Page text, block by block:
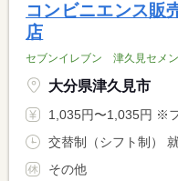
コンビニエンス
店
セブンイレブン 津久見セメ
大分県津久見市
1,035円〜1,035円 ※フルタイム求人の場合
その他